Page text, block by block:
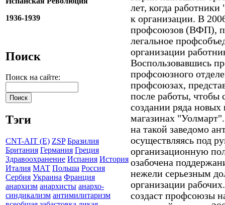
1936-1939
Поиск
Поиск на сайте:
Тэги
CNT-AIT (E) ZSP Бразилия
Британия Германия Греция
Здравоохранение Испания История
Италия МАТ Польша Россия
Сербия Украина Франция
анархизм анархисты анархо-
синдикализм антимилитаризм
лет, когда
к организации. В
профсоюзов (ВФП),
легальное
организации
Воспользовавшись
профсоюзного
профсоюзах,
после работы, чтобы
создании ряда
магазинах
на такой заведомо
осуществляясь под
организационную
озабочена
нежели серьезным
организации
создаст профсоюзы